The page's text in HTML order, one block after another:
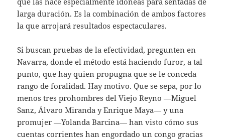
larga duración. Es la combinación de ambos factores
la que arrojará resultados espectaculares.
Si buscan pruebas de la efectividad, pregunten en
Navarra, donde el método está haciendo furor, a tal
punto, que hay quien propugna que se le conceda
rango de foralidad. Hay motivo. Que se sepa, por lo
menos tres prohombres del Viejo Reyno —Miguel
Sanz, Álvaro Miranda y Enrique Maya— y una
promujer —Yolanda Barcina— han visto cómo sus
cuentas corrientes han engordado un congo gracias